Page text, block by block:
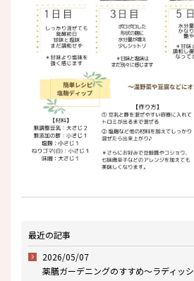
最近の記事
2026/05/07
薬膳ガーデニングのすすめ～ラディッ